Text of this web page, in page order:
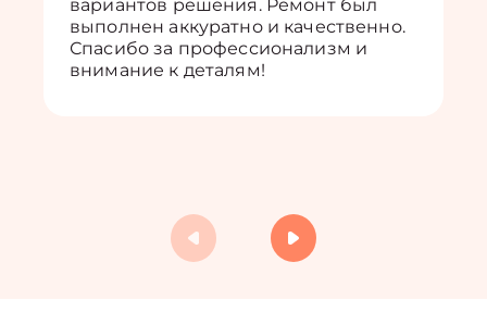
вариантов решения. Ремонт был
выполнен аккуратно и качественно.
Спасибо за профессионализм и
внимание к деталям!